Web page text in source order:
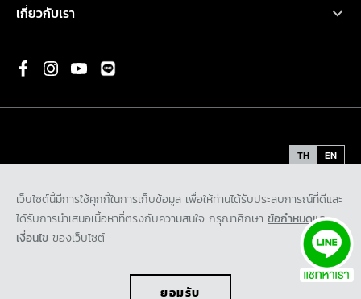
เว็บไซต์นี้มีการใช้คุกกี้ในการเก็บข้อมูล เพื่อให้ท่านได้รับประสบการณ์ที่ดีและ
ได้รับการนำเสนอเนื้อหาที่ตรงกับความสนใจ กรุณาศึกษา ข้อกำหนดและ
เงื่อนไข ของเว็บไซต์
ยอมรับ
แอททราจ
ตรวจสอบ/ปรับปรุงคุณภาพ
ดาวน์โหลดโบรชัวร์
กิจกรรมเพื่อสังคม และ มูลนิธิ มิตซูบิชิ มอเตอร์ส ประเทศไทย
เกี่ยวกับเรา
พันธกิจ
ความเป็นมาของมิตซูบิชิ
รถต้นแบบ
ติดต่อเรา
ร่วมงานกับเรา
TH EN
ข้อกำหนดและเงื่อนไข
นโยบายคุ้มครองข้อมูลส่วนบุคคล
นโยบายคุ้มครองข้อมูลส่วนบุคคลสำหรับกล้องโทรทัศน์วงจรปิด
นโยบายคุ้มครองข้อมูลส่วนบุคคลสำหรับพันธมิตรทางธุรกิจ
© Mitsubishi Motors Corporation 2019. All rights reserved.